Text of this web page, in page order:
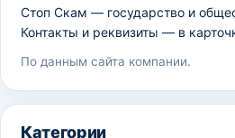
Стоп Скам — государство и
Контакты и реквизиты — в
По данным сайта компании.
Категории